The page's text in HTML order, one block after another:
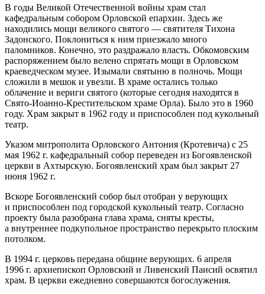
В годы Великой Отечественной войны храм стал
кафедральным собором Орловской епархии. Здесь же
находились мощи великого святого — святителя Тихона
Задонского. Поклониться к ним приезжало много
паломников. Конечно, это раздражало власть. Обкомовским
распоряжением было велено спрятать мощи в Орловском
краеведческом музее. Изымали святыню в полночь. Мощи
сложили в мешок и увезли. В храме остались только
облачение и вериги святого (которые сегодня находятся в
Свято-Иоанно-Крестительском храме Орла). Было это в 1960
году. Храм закрыт в 1962 году и приспособлен под кукольный
театр.
Указом митрополита Орловского Антония (Кротевича) с 25
мая 1962 г. кафедральный собор переведен из Богоявленской
церкви в Ахтырскую. Богоявленский храм был закрыт 27
июня 1962 г.
Вскоре Богоявленский собор был отобран у верующих
и приспособлен под городской кукольный театр. Согласно
проекту была разобрана глава храма, сняты кресты,
а внутреннее подкупольное пространство перекрыто плоским
потолком.
В 1994 г. церковь передана общине верующих. 6 апреля
1996 г. архиепископ Орловский и Ливенский Паисий освятил
храм. В церкви ежедневно совершаются богослужения.